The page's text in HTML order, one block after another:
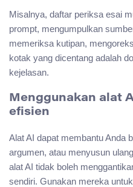
Misalnya, daftar periksa esai
prompt, mengumpulkan
memeriksa kutipan,
kotak yang dicentang adalah
kejelasan.
Menggunakan alat
efisien
Alat AI dapat membantu Anda
argumen, atau menyusun
alat AI tidak boleh
sendiri. Gunakan mereka